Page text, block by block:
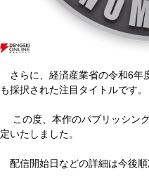
さらに、経済産業省の令和6年
も採択された注目タイトルです。
この度、本作のパブリッシン
定いたしました。
配信開始日などの詳細は今後順